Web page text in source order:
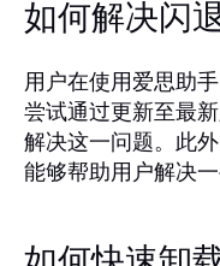
如何解决闪
用户在使用爱思助
尝试通过更新至最
解决这一问题。此
能够帮助用户解决